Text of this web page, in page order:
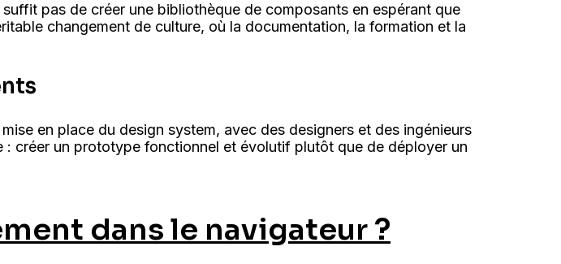
pas de créer une bibliothèque de composants en espérant que
changement de culture, où la documentation, la formation et la
en place du design system, avec des designers et des ingénieurs
créer un prototype fonctionnel et évolutif plutôt que de déployer un
dans le navigateur ?